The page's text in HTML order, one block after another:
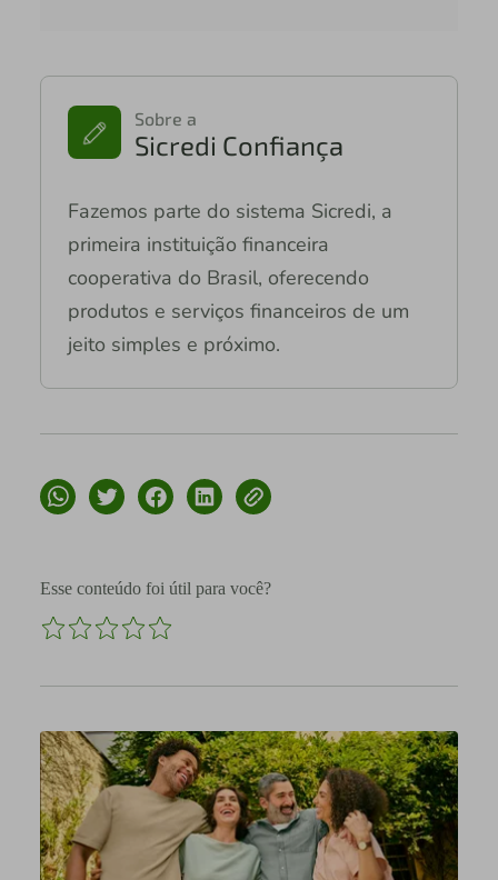
Sobre a
Sicredi Confiança
Fazemos parte do sistema Sicredi, a
primeira instituição financeira
cooperativa do Brasil, oferecendo
produtos e serviços financeiros de um
jeito simples e próximo.
Esse conteúdo foi útil para você?